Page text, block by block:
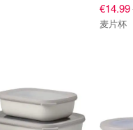
€14.99
麦片杯